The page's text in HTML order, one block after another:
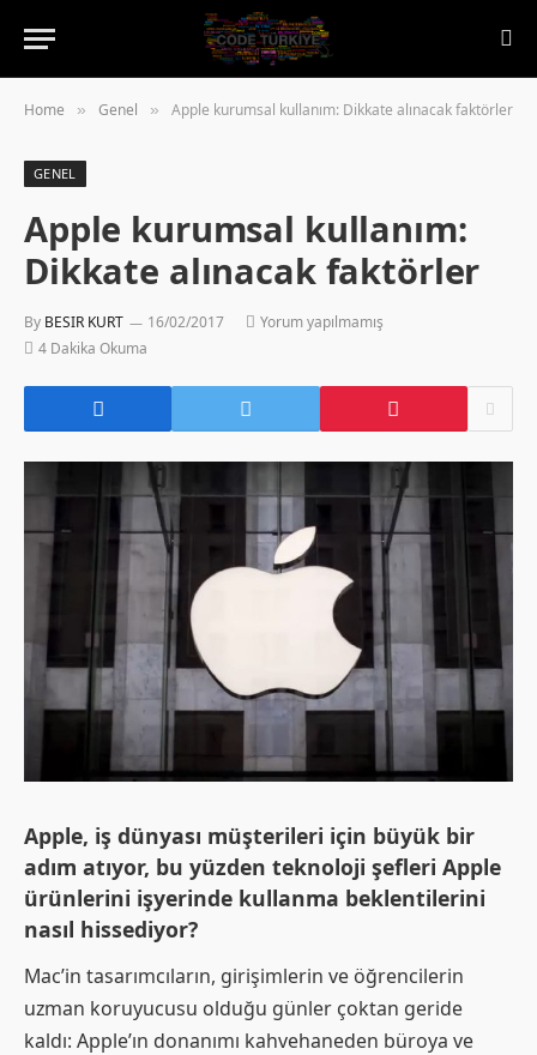
Home » Genel » Apple kurumsal kullanım: Dikkate alınacak faktörler
GENEL
Apple kurumsal kullanım:
Dikkate alınacak faktörler
By BESIR KURT 16/02/2017
Yorum yapılmamış
4 Dakika Okuma
Apple, iş dünyası müşterileri için büyük bir
adım atıyor, bu yüzden teknoloji şefleri Apple
ürünlerini işyerinde kullanma beklentilerini
nasıl hissediyor?
Mac’in tasarımcıların, girişimlerin ve öğrencilerin
uzman koruyucusu olduğu günler çoktan geride
kaldı: Apple’ın donanımı kahvehaneden büroya ve